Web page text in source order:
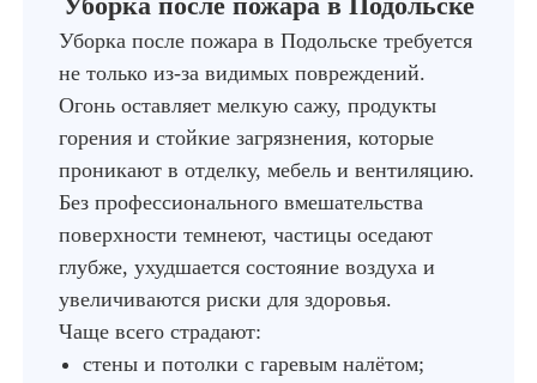
Уборка после пожара в Подольске требуется
не только из-за видимых повреждений.
Огонь оставляет мелкую сажу, продукты
горения и стойкие загрязнения, которые
проникают в отделку, мебель и вентиляцию.
Без профессионального вмешательства
поверхности темнеют, частицы оседают
глубже, ухудшается состояние воздуха и
увеличиваются риски для здоровья.
Чаще всего страдают:
стены и потолки с гаревым налётом;